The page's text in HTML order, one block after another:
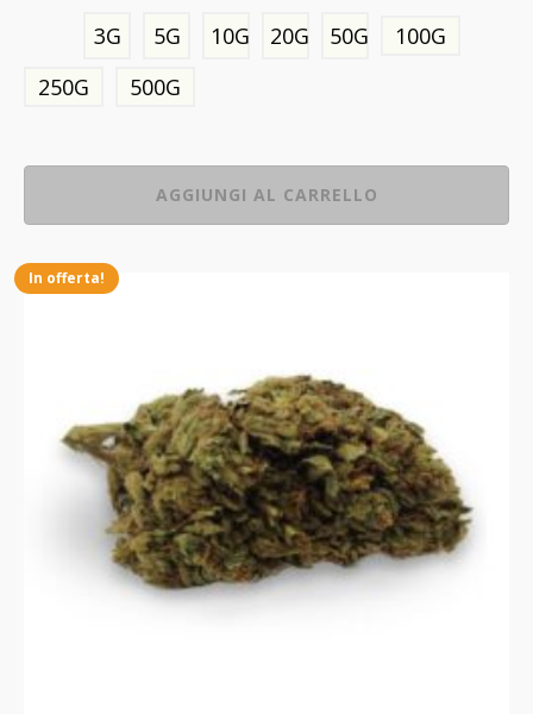
3G 5G 10G 20G 50G
100G
250G
500G
AGGIUNGI AL CARRELLO
In offerta!